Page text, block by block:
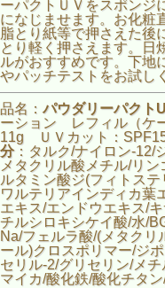
ーパクトＵＶをスポンジ
になじませます。お化粧
脂とり紙等で押さえた後
とり軽く押さえます。日
ルがおすすめです。下地
やパッチテストをお試し
品名： パウダリーパクト
ーション レフィル（ケ
11g ＵＶカット：
分：タルク/ナイロン-12/
メタクリル酸メチル/リ
ルタミン酸ジ(フィトス
ワルテリアインディカ葉
エキス/エンドウエキス/
チルシロキシケイ酸/水/
Na/フェルラ酸/(メタクリ
ール)クロスポリマー/ジ
セリル-2/グリセリン/メ
マイカ/酸化鉄/酸化チタ